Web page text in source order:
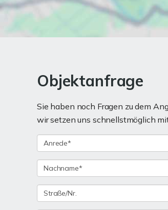
Objektanfrage
Sie haben noch Fragen zu dem
wir setzen uns schnellstmöglich